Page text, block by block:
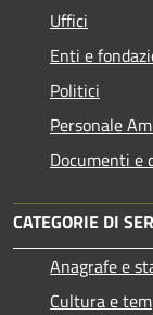
Uffici
Enti e
Politici
Personale
Documenti e
CATEGORIE DI
Anagrafe e
Cultura e